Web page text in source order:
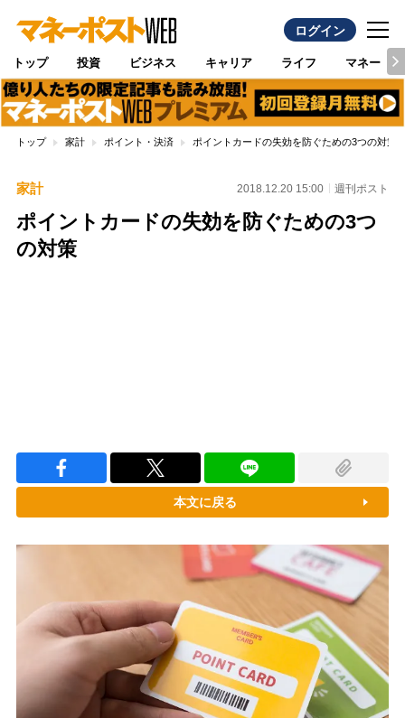
ログイン
トップ 投資 ビジネス キャリア ライフ マネー
トップ 家計 ポイント・決済 ポイントカードの失効を防ぐための3つの対策
家計 2018.12.20 15:00 週刊ポスト
ポイントカードの失効を防ぐための3つ
の対策
本文に戻る